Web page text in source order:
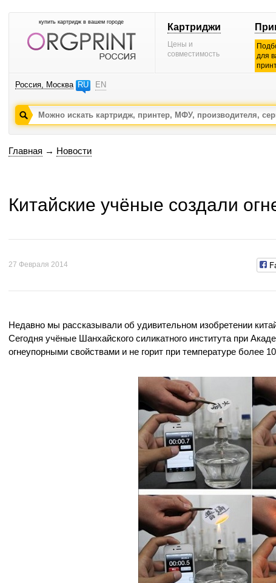
купить картридж в вашем городе Картриджи
Цены и
совместимость
для
Россия, Москва RU EN
Главная → Новости
Китайские учёные создали
27 Февраля 2014
Недавно мы рассказывали об удивительном изобретении
Сегодня учёные Шанхайского силикатного института при
огнеупорными свойствами и не горит при температуре более